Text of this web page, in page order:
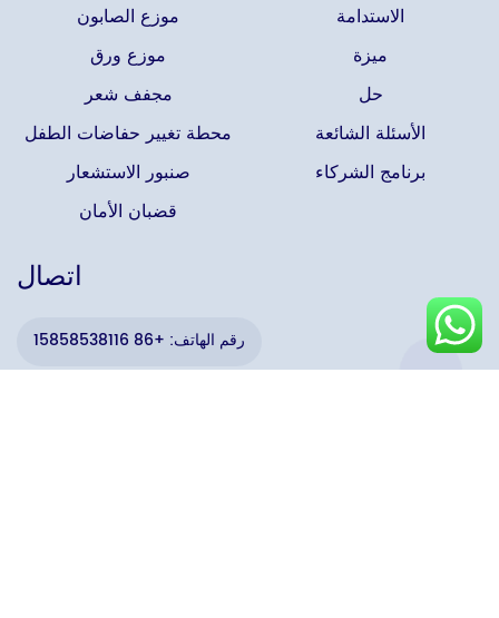
موزع الصابون
موزع ورق
مجفف شعر
محطة تغيير حفاضات الطفل
صنبور الاستشعار
قضبان الأمان
الاستدامة
ميزة
حل
الأسئلة الشائعة
برنامج الشركاء
اتصال
رقم الهاتف: +86 15858538116